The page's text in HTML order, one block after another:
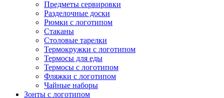
Предметы сервировки
Разделочные доски
Рюмки с логотипом
Стаканы
Столовые тарелки
Термокружки с логотипом
Термосы для еды
Термосы с логотипом
Фляжки с логотипом
Чайные наборы
Зонты с логотипом